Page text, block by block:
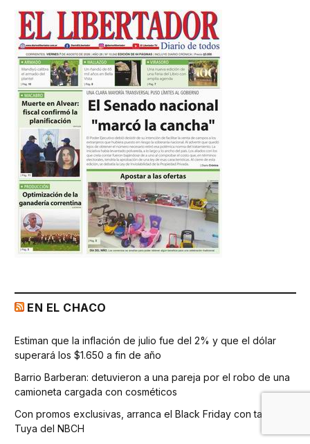
EN EL CHACO
Estiman que la inflación de julio fue del 2% y que el dólar
superará los $1.650 a fin de año
Barrio Barberan: detuvieron a una pareja por el robo de una
camioneta cargada con cosméticos
Con promos exclusivas, arranca el Black Friday con tarjeta
Tuya del NBCH